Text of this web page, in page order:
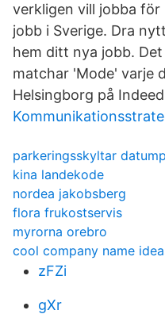
verkligen vill jobba
jobb i Sverige. Dra
hem ditt nya jobb.
matchar 'Mode' varje
Helsingborg på
parkeringsskyltar
kina landekode
nordea jakobsberg
flora frukostservis
myrorna orebro
cool company name
zFZi
gXr